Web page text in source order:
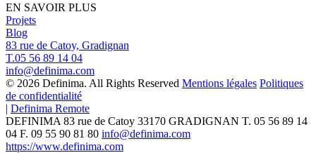
EN SAVOIR PLUS
Projets
Blog
83 rue de Catoy, Gradignan
T.05 56 89 14 04
info@definima.com
© 2026 Definima. All Rights Reserved Mentions légales Politiques
de confidentialité
| Definima Remote
DEFINIMA 83 rue de Catoy 33170 GRADIGNAN T. 05 56 89 14
04 F. 09 55 90 81 80 info@definima.com
https://www.definima.com